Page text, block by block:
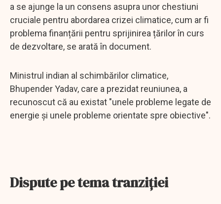
a se ajunge la un consens asupra unor chestiuni
cruciale pentru abordarea crizei climatice, cum ar fi
problema finanțării pentru sprijinirea țărilor în curs
de dezvoltare, se arată în document.
Ministrul indian al schimbărilor climatice,
Bhupender Yadav, care a prezidat reuniunea, a
recunoscut că au existat "unele probleme legate de
energie și unele probleme orientate spre obiective".
Dispute pe tema tranziției